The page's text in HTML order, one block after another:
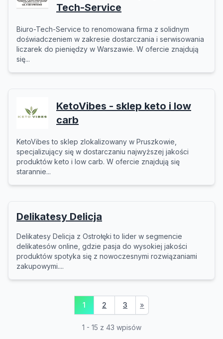
Tech-Service
Biuro-Tech-Service to renomowana firma z solidnym
doświadczeniem w zakresie dostarczania i serwisowania
liczarek do pieniędzy w Warszawie. W ofercie znajdują
się...
KetoVibes - sklep keto i low
carb
KetoVibes to sklep zlokalizowany w Pruszkowie,
specjalizujący się w dostarczaniu najwyższej jakości
produktów keto i low carb. W ofercie znajdują się
starannie...
Delikatesy Delicja
Delikatesy Delicja z Ostrołęki to lider w segmencie
delikatesów online, gdzie pasja do wysokiej jakości
produktów spotyka się z nowoczesnymi rozwiązaniami
zakupowymi....
1 2 3 »
1 - 15 z 43 wpisów